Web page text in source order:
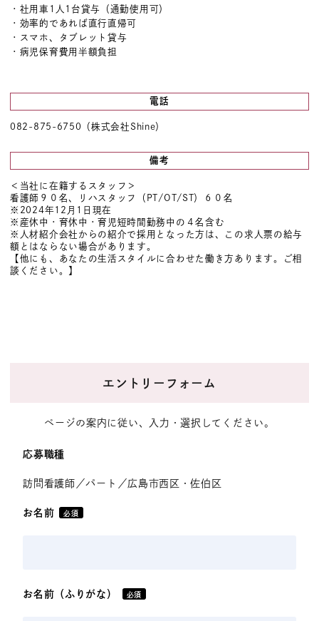
・社用車1人1台貸与（通勤使用可）
・効率的であれば直行直帰可
・スマホ、タブレット貸与
・ 病児保育費用半額負担
電話
082-875-6750（株式会社Shine）
備考
＜当社に在籍するスタッフ＞
看護師９０名、リハスタッフ（PT/OT/ST）６０名
※2024年12月1日現在
※産休中・育休中・育児短時間勤務中の４名含む
※人材紹介会社からの紹介で採用となった方は、この求人票の給与
額とはならない場合があります。
【他にも、あなたの生活スタイルに合わせた働き方あります。ご相
談ください。】
エントリーフォーム
ページの案内に従い、入力・選択してください。
応募職種
訪問看護師／パート／広島市西区・佐伯区
お名前 必須
お名前（ふりがな） 必須